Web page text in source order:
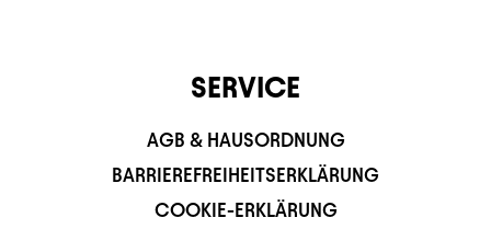
SERVICE
AGB & HAUSORDNUNG
BARRIEREFREIHEITSERKLÄRUNG
COOKIE-ERKLÄRUNG